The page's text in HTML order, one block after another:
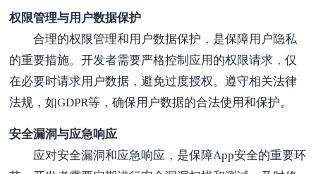
权限管理与用户数据保护
合理的权限管理和用户数据保护，是保障用户隐私
的重要措施。开发者需要严格控制应用的权限请求，仅
在必要时请求用户数据，避免过度授权。遵守相关法律
法规，如GDPR等，确保用户数据的合法使用和保护。
安全漏洞与应急响应
应对安全漏洞和应急响应，是保障App安全的重要环